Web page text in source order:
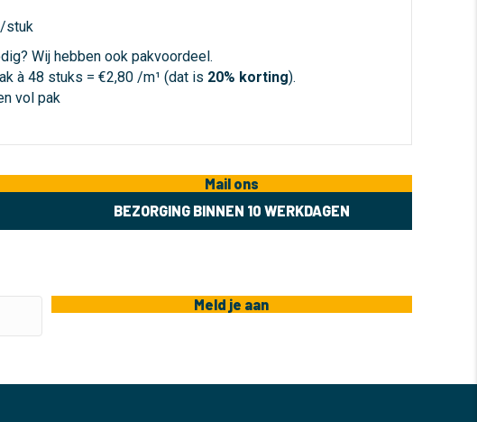
stuk
Wij hebben ook pakvoordeel.
à 48 stuks = €2,80 /m¹ (dat is 20% korting).
vol pak
Mail ons
BEZORGING BINNEN 10 WERKDAGEN
Meld je aan